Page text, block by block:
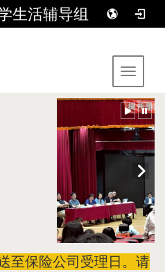
生活辅导组
Toggle
至保险公司受理日。请